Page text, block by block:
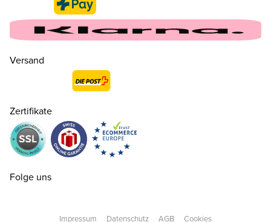
CHF 80.00
32 CHF 80.00
CHF 80.00
Versand
Zertifikate
Folge uns
Impressum Datenschutz AGB Cookies